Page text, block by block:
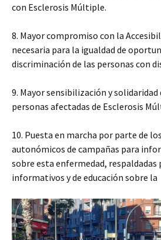
con Esclerosis Múltiple.
8. Mayor compromiso con la
necesaria para la igualdad de
discriminación de las personas con
9. Mayor sensibilización y solidaridad
personas afectadas de Esclerosis
10. Puesta en marcha por parte de
autonómicos de campañas para
sobre esta enfermedad,
informativos y de educación sobre la